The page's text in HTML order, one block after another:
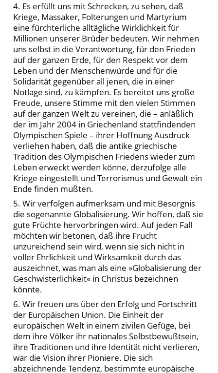
4. Es erfüllt uns mit Schrecken, zu sehen, daß
Kriege, Massaker, Folterungen und Martyrium
eine fürchterliche alltägliche Wirklichkeit für
Millionen unserer Brüder bedeuten. Wir nehmen
uns selbst in die Verantwortung, für den Frieden
auf der ganzen Erde, für den Respekt vor dem
Leben und der Menschenwürde und für die
Solidarität gegenüber all jenen, die in einer
Notlage sind, zu kämpfen. Es bereitet uns große
Freude, unsere Stimme mit den vielen Stimmen
auf der ganzen Welt zu vereinen, die – anläßlich
der im Jahr 2004 in Griechenland stattfindenden
Olympischen Spiele – ihrer Hoffnung Ausdruck
verliehen haben, daß die antike griechische
Tradition des Olympischen Friedens wieder zum
Leben erweckt werden könne, derzufolge alle
Kriege eingestellt und Terrorismus und Gewalt ein
Ende finden mußten.
5. Wir verfolgen aufmerksam und mit Besorgnis
die sogenannte Globalisierung. Wir hoffen, daß sie
gute Früchte hervorbringen wird. Auf jeden Fall
möchten wir betonen, daß ihre Frucht
unzureichend sein wird, wenn sie sich nicht in
voller Ehrlichkeit und Wirksamkeit durch das
auszeichnet, was man als eine »Globalisierung der
Geschwisterlichkeit« in Christus bezeichnen
könnte.
6. Wir freuen uns über den Erfolg und Fortschritt
der Europäischen Union. Die Einheit der
europäischen Welt in einem zivilen Gefüge, bei
dem ihre Völker ihr nationales Selbstbewußtsein,
ihre Traditionen und ihre Identität nicht verlieren,
war die Vision ihrer Pioniere. Die sich
abzeichnende Tendenz, bestimmte europäische